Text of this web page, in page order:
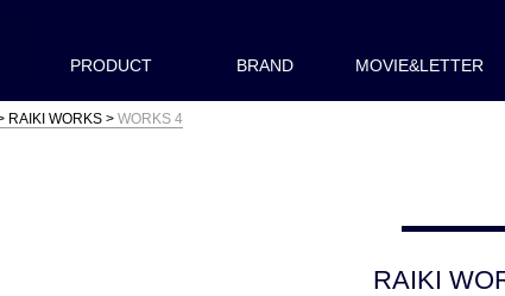
PRODUCT BRAND MOVIE&LETTER
RAIKI WORKS WORKS 4
RAIKI